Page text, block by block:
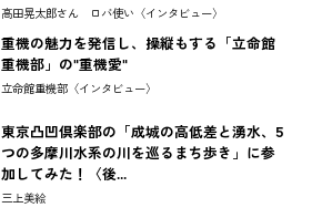
高田晃太郎さん ロバ使い〈インタビュー〉
重機の魅力を発信し、操縦もする「立命館
重機部」の"重機愛"
立命館重機部〈インタビュー〉
東京凸凹倶楽部の「成城の高低差と湧水、5
つの多摩川水系の川を巡るまち歩き」に参
加してみた！〈後...
三上美絵